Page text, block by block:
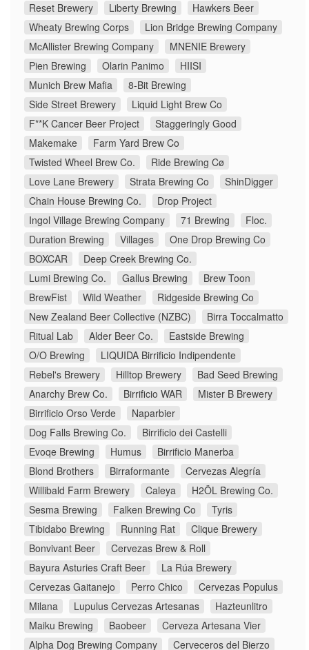
Reset Brewery
Liberty Brewing
Hawkers Beer
Wheaty Brewing Corps
Lion Bridge Brewing Company
McAllister Brewing Company
MNENIE Brewery
Pien Brewing
Olarin Panimo
HIISI
Munich Brew Mafia
8-Bit Brewing
Side Street Brewery
Liquid Light Brew Co
F**K Cancer Beer Project
Staggeringly Good
Makemake
Farm Yard Brew Co
Twisted Wheel Brew Co.
Ride Brewing Cø
Love Lane Brewery
Strata Brewing Co
ShinDigger
Chain House Brewing Co.
Drop Project
Ingol Village Brewing Company
71 Brewing
Floc.
Duration Brewing
Villages
One Drop Brewing Co
BOXCAR
Deep Creek Brewing Co.
Lumi Brewing Co.
Gallus Brewing
Brew Toon
BrewFist
Wild Weather
Ridgeside Brewing Co
New Zealand Beer Collective (NZBC)
Birra Toccalmatto
Ritual Lab
Alder Beer Co.
Eastside Brewing
O/O Brewing
LIQUIDA Birrificio Indipendente
Rebel's Brewery
Hilltop Brewery
Bad Seed Brewing
Anarchy Brew Co.
Birrificio WAR
Mister B Brewery
Birrificio Orso Verde
Naparbier
Dog Falls Brewing Co.
Birrificio dei Castelli
Evoqe Brewing
Humus
Birrificio Manerba
Blond Brothers
Birraformante
Cervezas Alegría
Willibald Farm Brewery
Caleya
H2ÖL Brewing Co.
Sesma Brewing
Falken Brewing Co
Tyris
Tibidabo Brewing
Running Rat
Clique Brewery
Bonvivant Beer
Cervezas Brew & Roll
Bayura Asturies Craft Beer
La Rúa Brewery
Cervezas Gaitanejo
Perro Chico
Cervezas Populus
Milana
Lupulus Cervezas Artesanas
Hazteunlitro
Maiku Brewing
Baobeer
Cerveza Artesana Vier
Alpha Dog Brewing Company
Cerveceros del Bierzo